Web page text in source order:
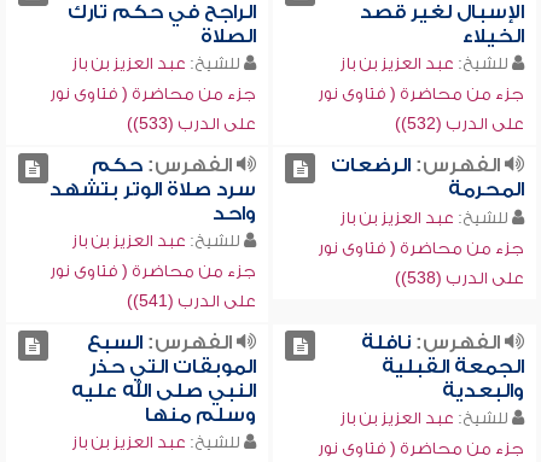
الإسبال لغير قصد
الخيلاء
للشيخ: عبد العزيز بن باز
جزء من محاضرة ( فتاوى نور
على الدرب (532))
الراجح في حكم تارك
الصلاة
للشيخ: عبد العزيز بن باز
جزء من محاضرة ( فتاوى نور
على الدرب (533))
الفهرس:الرضعات
المحرمة
للشيخ: عبد العزيز بن باز
جزء من محاضرة ( فتاوى نور
على الدرب (538))
الفهرس:حكم
سرد صلاة الوتر بتشهد
واحد
للشيخ: عبد العزيز بن باز
جزء من محاضرة ( فتاوى نور
على الدرب (541))
الفهرس:نافلة
الجمعة القبلية
والبعدية
للشيخ: عبد العزيز بن باز
جزء من محاضرة ( فتاوى نور
الفهرس:السبع
الموبقات التي حذر
النبي صلى الله عليه
وسلم منها
للشيخ: عبد العزيز بن باز